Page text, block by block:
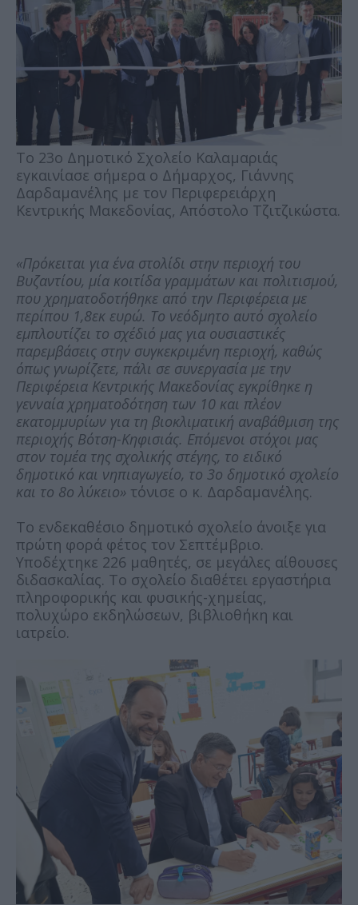
Το 23ο Δημοτικό Σχολείο Καλαμαριάς
εγκαινίασε σήμερα ο Δήμαρχος, Γιάννης
Δαρδαμανέλης με τον Περιφερειάρχη
Κεντρικής Μακεδονίας, Απόστολο Τζιτζικώστα.
«Πρόκειται για ένα στολίδι στην περιοχή του
Βυζαντίου, μία κοιτίδα γραμμάτων και πολιτισμού,
που χρηματοδοτήθηκε από την Περιφέρεια με
περίπου 1,8εκ ευρώ. Το νεόδμητο αυτό σχολείο
εμπλουτίζει το σχέδιό μας για ουσιαστικές
παρεμβάσεις στην συγκεκριμένη περιοχή, καθώς
όπως γνωρίζετε, πάλι σε συνεργασία με την
Περιφέρεια Κεντρικής Μακεδονίας εγκρίθηκε η
γενναία χρηματοδότηση των 10 και πλέον
εκατομμυρίων για τη βιοκλιματική αναβάθμιση της
περιοχής Βότση-Κηφισιάς. Επόμενοι στόχοι μας
στον τομέα της σχολικής στέγης, το ειδικό
δημοτικό και νηπιαγωγείο, το 3ο δημοτικό σχολείο
και το 8ο λύκειο» τόνισε ο κ. Δαρδαμανέλης.
Το ενδεκαθέσιο δημοτικό σχολείο άνοιξε για
πρώτη φορά φέτος τον Σεπτέμβριο.
Υποδέχτηκε 226 μαθητές, σε μεγάλες αίθουσες
διδασκαλίας. Το σχολείο διαθέτει εργαστήρια
πληροφορικής και φυσικής-χημείας,
πολυχώρο εκδηλώσεων, βιβλιοθήκη και
ιατρείο.